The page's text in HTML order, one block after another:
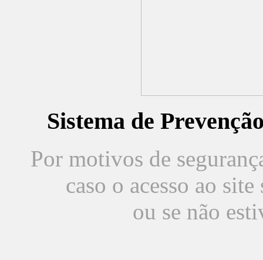
Sistema de
Por motivos de
caso o acesso ao
ou se não